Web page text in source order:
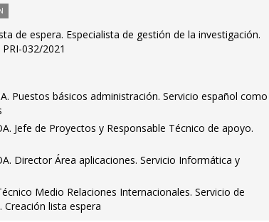
de espera. Especialista de gestión de la investigación.
032/2021
Puestos básicos administración. Servicio español como
Jefe de Proyectos y Responsable Técnico de apoyo.
Director Área aplicaciones. Servicio Informática y
Medio Relaciones Internacionales. Servicio de
Creación lista espera